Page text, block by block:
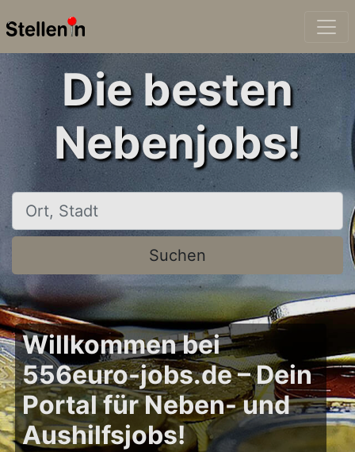
Die besten
Nebenjobs!
Ort, Stadt
Suchen
Willkommen bei
556euro-jobs.de – Dein
Portal für Neben- und
Aushilfsjobs!